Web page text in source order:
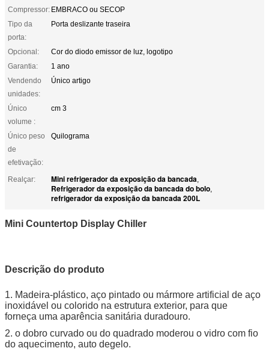
Compressor: EMBRACO ou SECOP
Tipo da
porta:
Porta deslizante traseira
Opcional:
Cor do diodo emissor de luz, logotipo
Garantia:
1 ano
Vendendo
unidades:
Único artigo
Único
volume :
cm 3
Único peso
de
efetivação:
Quilograma
Realçar: Mini refrigerador da exposição da bancada,
Refrigerador da exposição da bancada do bolo,
refrigerador da exposição da bancada 200L
Mini Countertop Display Chiller
Descrição do produto
1. Madeira-plástico, aço pintado ou mármore artificial de aço
inoxidável ou colorido na estrutura exterior, para que
forneça uma aparência sanitária duradouro.
2. o dobro curvado ou do quadrado moderou o vidro com fio
do aquecimento, auto degelo.